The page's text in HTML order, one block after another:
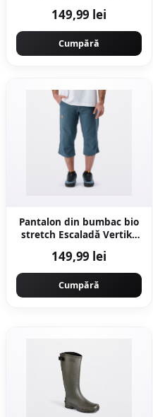
149,99 lei
Cumpără
Pantalon din bumbac bio
stretch Escaladă Vertika
149,99 lei
Cumpără